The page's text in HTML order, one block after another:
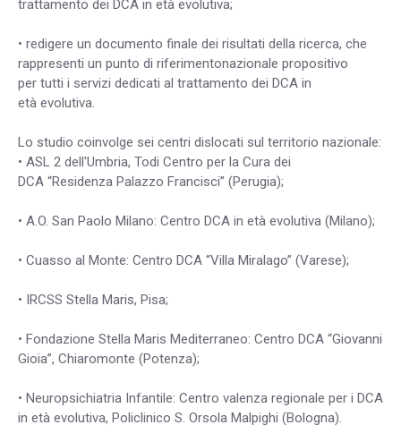
trattamento dei DCA in età evolutiva;
• redigere un documento finale dei risultati della ricerca, che
rappresenti un punto di riferimentonazionale propositivo
per tutti i servizi dedicati al trattamento dei DCA in
età evolutiva.
Lo studio coinvolge sei centri dislocati sul territorio nazionale:
• ASL 2 dell'Umbria, Todi Centro per la Cura dei
DCA “Residenza Palazzo Francisci” (Perugia);
• A.O. San Paolo Milano: Centro DCA in età evolutiva (Milano);
• Cuasso al Monte: Centro DCA “Villa Miralago” (Varese);
• IRCSS Stella Maris, Pisa;
• Fondazione Stella Maris Mediterraneo: Centro DCA “Giovanni
Gioia”, Chiaromonte (Potenza);
• Neuropsichiatria Infantile: Centro valenza regionale per i DCA
in età evolutiva, Policlinico S. Orsola Malpighi (Bologna).